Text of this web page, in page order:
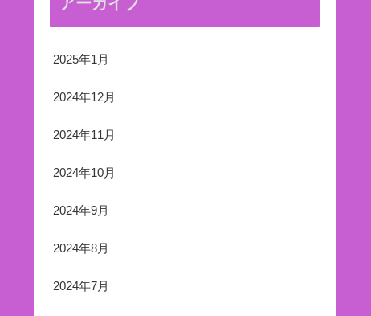
2025年1月
2024年12月
2024年11月
2024年10月
2024年9月
2024年8月
2024年7月